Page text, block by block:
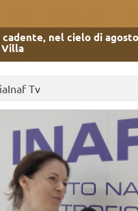
cadente, nel cielo di
Villa
Tv